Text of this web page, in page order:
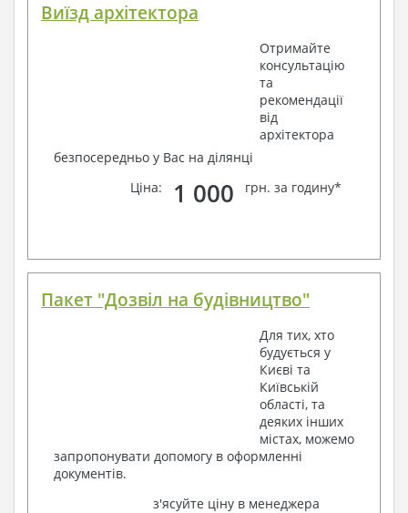
Виїзд архітектора
Отримайте
консультацію
та
рекомендації
від
архітектора
безпосередньо у Вас на ділянці
Ціна:
1 000 грн. за годину*
Пакет "Дозвіл на будівництво"
Для тих, хто
будується у
Києві та
Київській
області, та
деяких інших
містах, можемо
запропонувати допомогу в оформленні
документів.
з'ясуйте ціну в менеджера